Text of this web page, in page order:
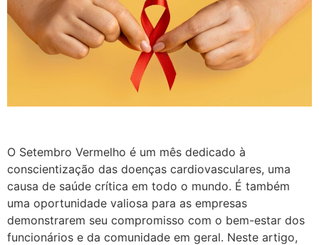
O Setembro Vermelho é um mês dedicado à
conscientização das doenças cardiovasculares, uma
causa de saúde crítica em todo o mundo. É também
uma oportunidade valiosa para as empresas
demonstrarem seu compromisso com o bem-estar dos
funcionários e da comunidade em geral. Neste artigo,